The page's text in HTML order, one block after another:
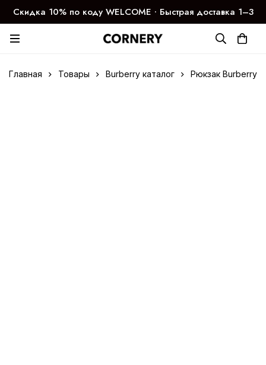
Скидка 10% по коду WELCOME ∙ Быстрая доставка 1–3
дня
Главная Товары Burberry каталог Рюкзак Burberry